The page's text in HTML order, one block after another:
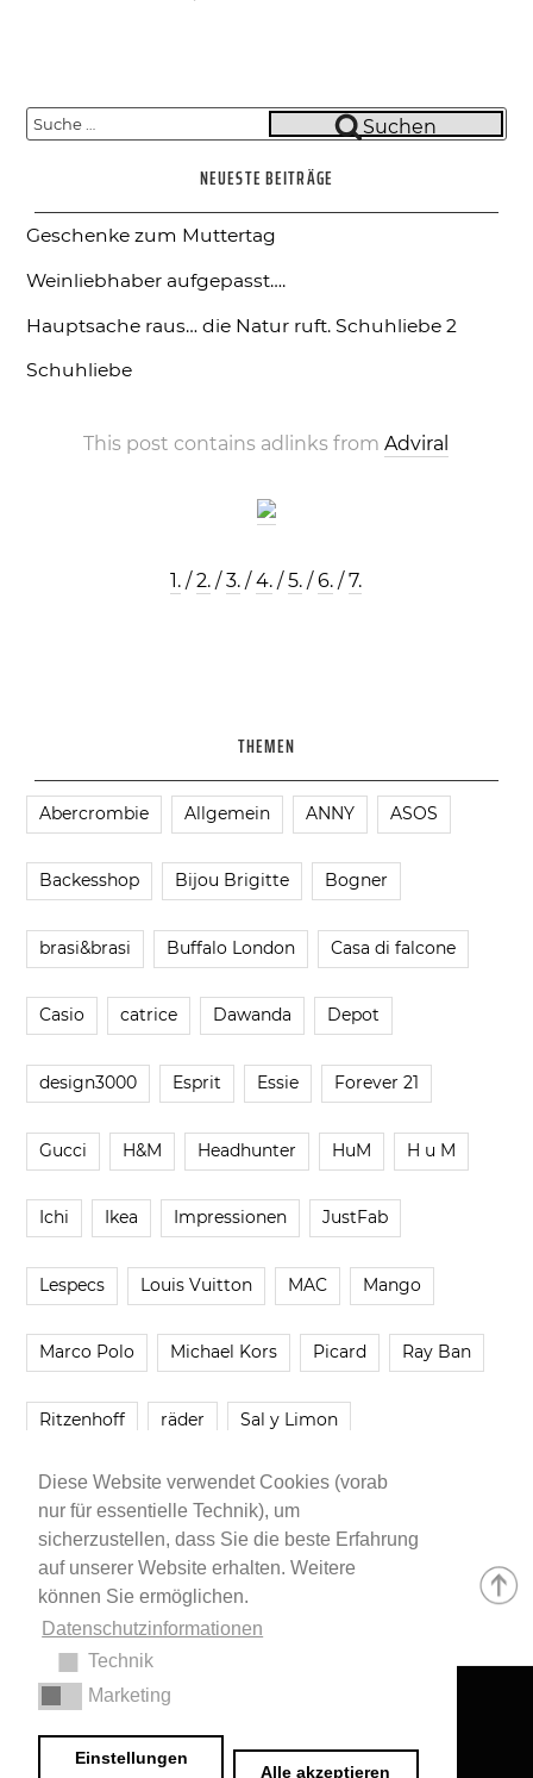
Diese Website verwendet Cookies (vorab
nur für essentielle Technik), um
sicherzustellen, dass Sie die beste Erfahrung
auf unserer Website erhalten. Weitere
können Sie ermöglichen.
Datenschutzinformationen
Technik
Marketing
Einstellungen
Alle akzeptieren
Suche
Suchen
NEUESTE BEITRÄGE
Geschenke zum Muttertag
Weinliebhaber aufgepasst….
Hauptsache raus… die Natur ruft. Schuhliebe 2
Schuhliebe
This post contains adlinks fromAdviral
1. /2. /3. /4. /5. /6. /7.
THEMEN
Abercrombie Allgemein ANNY ASOS
Backesshop Bijou Brigitte Bogner
brasi&brasi Buffalo London Casa di falcone
Casio catrice Dawanda Depot
design3000 Esprit Essie Forever 21
Gucci H&M Headhunter HuM H u M
Ichi Ikea Impressionen JustFab
Lespecs Louis Vuitton MAC Mango
Marco Polo Michael Kors Picard Ray Ban
Ritzenhoff räder Sal y Limon
Smartbuyglasses smash! Steve Madden
Younique Zara
Impressum
© 2020 Dr. Sarah Schwab-Jung